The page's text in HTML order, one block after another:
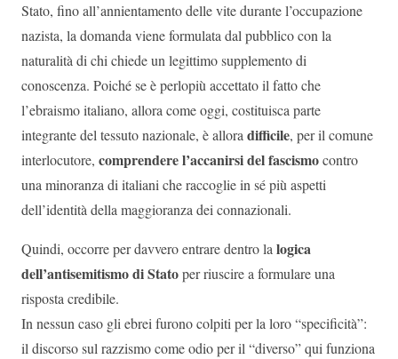
Stato, fino all’annientamento delle vite durante l’occupazione
nazista, la domanda viene formulata dal pubblico con la
naturalità di chi chiede un legittimo supplemento di
conoscenza. Poiché se è perlopiù accettato il fatto che
l’ebraismo italiano, allora come oggi, costituisca parte
integrante del tessuto nazionale, è alloradifficile, per il comune
interlocutore, comprendere l’accanirsi del fascismocontro
una minoranza di italiani che raccoglie in sé più aspetti
dell’identità della maggioranza dei connazionali.
Quindi, occorre per davvero entrare dentro lalogica
dell’antisemitismo di Statoper riuscire a formulare una
risposta credibile.
In nessun caso gli ebrei furono colpiti per la loro “specificità”:
il discorso sul razzismo come odio per il “diverso” qui funziona